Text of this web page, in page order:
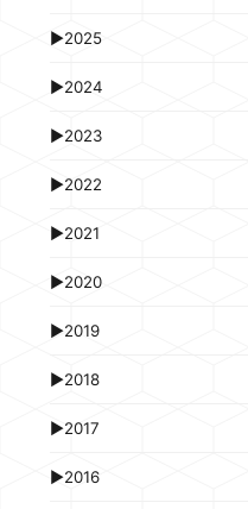
►2025
►2024
►2023
►2022
►2021
►2020
►2019
►2018
►2017
►2016